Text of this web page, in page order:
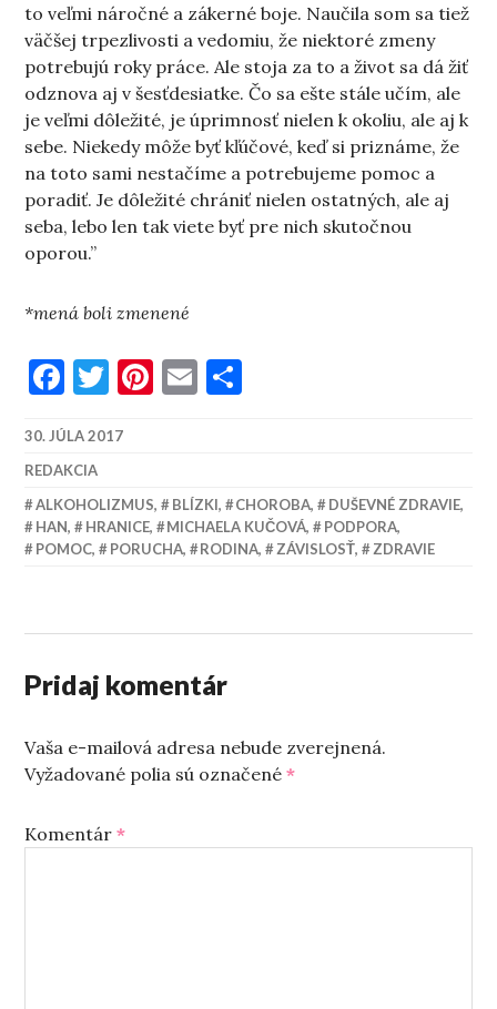
to veľmi náročné a zákerné boje. Naučila som sa tiež
väčšej trpezlivosti a vedomiu, že niektoré zmeny
potrebujú roky práce. Ale stoja za to a život sa dá žiť
odznova aj v šesťdesiatke. Čo sa ešte stále učím, ale
je veľmi dôležité, je úprimnosť nielen k okoliu, ale aj k
sebe. Niekedy môže byť kľúčové, keď si priznáme, že
na toto sami nestačíme a potrebujeme pomoc a
poradiť. Je dôležité chrániť nielen ostatných, ale aj
seba, lebo len tak viete byť pre nich skutočnou
oporou.”
*mená boli zmenené
Facebook
Twitter
Pinterest
Email
30. JÚLA 2017
REDAKCIA
ALKOHOLIZMUS, BLÍZKI, CHOROBA, DUŠEVNÉ ZDRAVIE,
HAN, HRANICE, MICHAELA KUČOVÁ, PODPORA,
POMOC, PORUCHA, RODINA, ZÁVISLOSŤ, ZDRAVIE
Pridaj komentár
Vaša e-mailová adresa nebude zverejnená.
Vyžadované polia sú označené*
Komentár*